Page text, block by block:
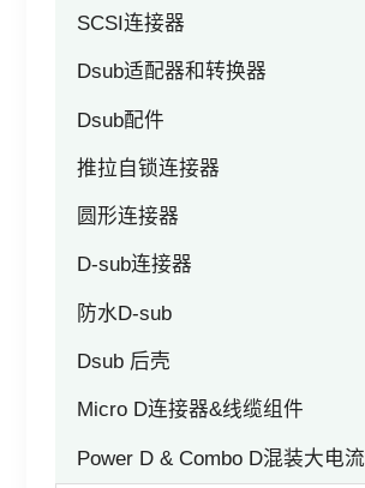
SCSI连接器
Dsub适配器和转换器
Dsub配件
推拉自锁连接器
圆形连接器
D-sub连接器
防水D-sub
Dsub 后壳
Micro D连接器&线缆组件
Power D & Combo D混装大电流